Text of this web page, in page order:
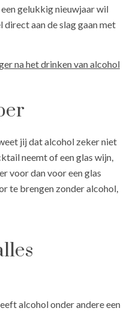
gelukkig nieuwjaar wil
direct aan de slag gaan met
na het drinken van alcohol
jij dat alcohol zeker niet
neemt of een glas wijn,
voor dan voor een glas
te brengen zonder alcohol,
alcohol onder andere een